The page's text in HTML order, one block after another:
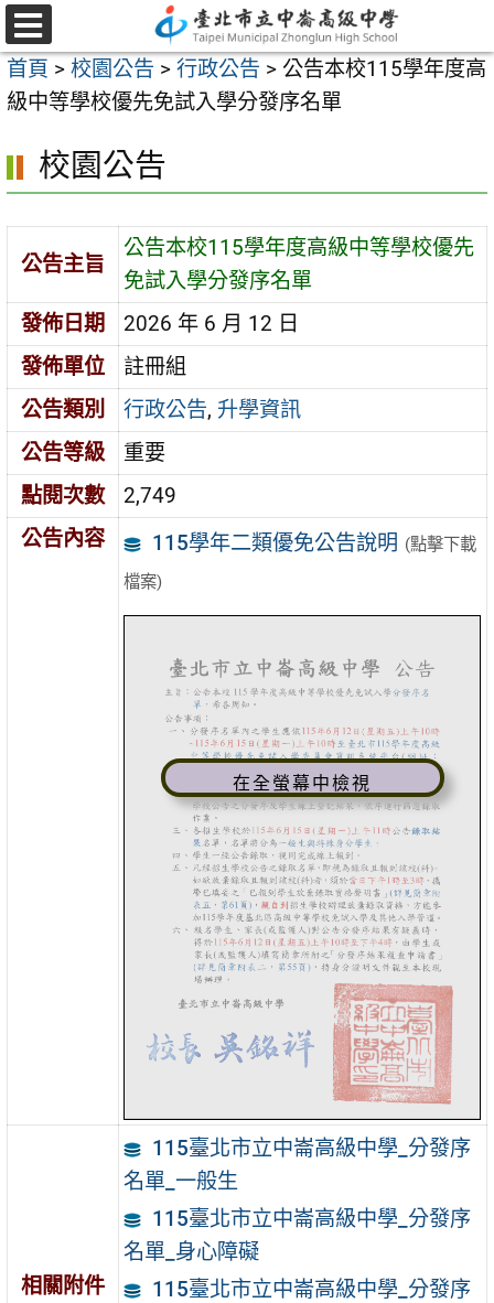
跳
至
主
要
容
選
單
首頁 > 校園公告 > 行政公告 > 公告本校115學年度高
級中等學校優先免試入學分發序名單
校園公告
公告主旨
公告本校115學年度高級中等學校優先
免試入學分發序名單
發佈日期
2026 年 6 月 12 日
發佈單位
註冊組
公告類別
行政公告, 升學資訊
公告等級
重要
點閱次數
2,749
公告內容
115學年二類優免公告說明 (點擊下載
檔案)
在全螢幕中檢視
相關附件
115臺北市立中崙高級中學_分發序
名單_一般生
115臺北市立中崙高級中學_分發序
名單_身心障礙
115臺北市立中崙高級中學_分發序